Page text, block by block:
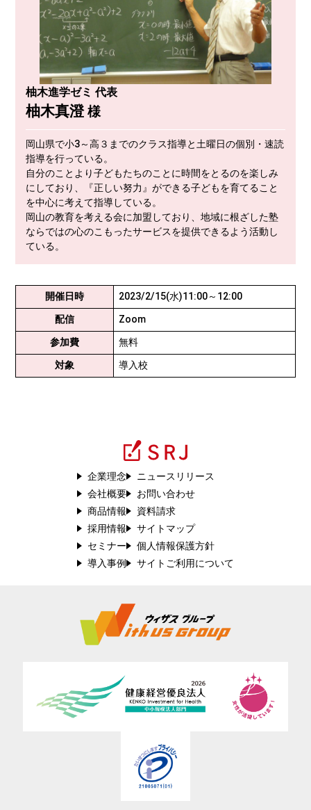
柚木進学ゼミ 代表
柚木真澄 様
岡山県で小3～高３までのクラス指導と土曜日の個別・速読
指導を行っている。
自分のことより子どもたちのことに時間をとるのを楽しみ
にしており、『正しい努力』ができる子どもを育てること
を中心に考えて指導している。
岡山の教育を考える会に加盟しており、地域に根ざした塾
ならではの心のこもったサービスを提供できるよう活動し
ている。
開催日時 2023/2/15(水)11:00～12:00
配信 Zoom
参加費 無料
対象 導入校
企業理念
会社概要
商品情報
採用情報
セミナー
導入事例
ニュースリリース
お問い合わせ
資料請求
サイトマップ
個人情報保護方針
サイトご利用について